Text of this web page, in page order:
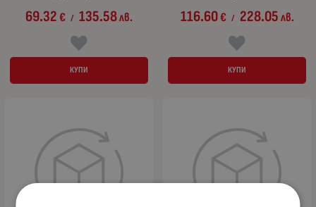
69.32€ / 135.58лв.
КУПИ
116.60€ / 228.05лв.
КУПИ